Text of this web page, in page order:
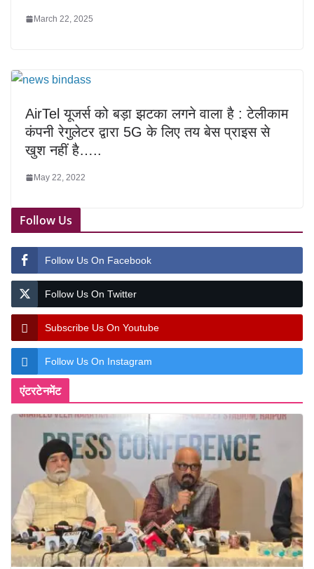
March 22, 2025
AirTel यूजर्स को बड़ा झटका लगने वाला है : टेलीकाम
कंपनी रेगुलेटर द्वारा 5G के लिए तय बेस प्राइस से
खुश नहीं है…..
May 22, 2022
Follow Us
Follow Us On Facebook
Follow Us On Twitter
Subscribe Us On Youtube
Follow Us On Instagram
एंटरटेनमेंट